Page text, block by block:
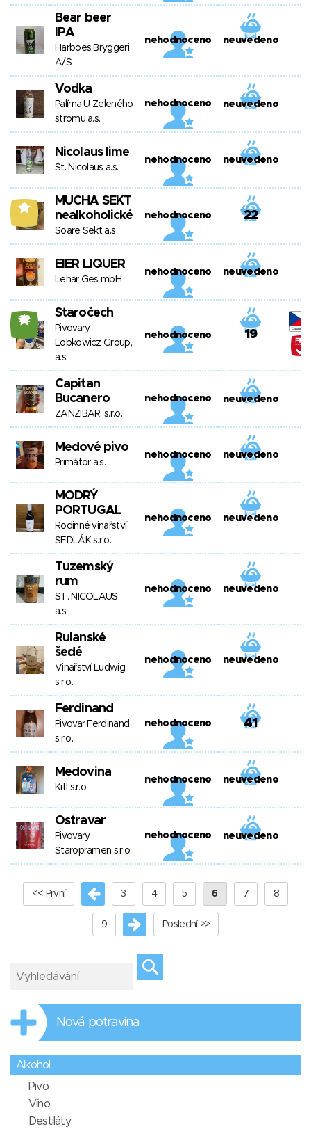
Bear beer
IPA
Harboes Bryggeri
A/S
nehodnoceno neuvedeno
Vodka
Palírna U Zeleného
stromu a.s.
nehodnoceno neuvedeno
Nicolaus lime
St. Nicolaus a.s.
nehodnoceno neuvedeno
5
MUCHA SEKT
nealkoholické
Soare Sekt a.s
nehodnoceno 22
EIER LIQUER
Lehar Ges mbH
nehodnoceno neuvedeno
22 Staročech
Pivovary
Lobkowicz Group,
a.s.
nehodnoceno 19
Capitan
Bucanero
ZANZIBAR, s.r.o.
nehodnoceno neuvedeno
Medové pivo
Primátor a.s.
nehodnoceno neuvedeno
MODRÝ
PORTUGAL
Rodinné vinařství
SEDLÁK s.r.o.
nehodnoceno neuvedeno
Tuzemský
rum
ST. NICOLAUS,
a.s.
nehodnoceno neuvedeno
Rulanské
šedé
Vinařství Ludwig
s.r.o.
nehodnoceno neuvedeno
Ferdinand
Pivovar Ferdinand
s.r.o.
nehodnoceno 41
Medovina
Kitl s.r.o.
nehodnoceno neuvedeno
Ostravar
Pivovary
Staropramen s.r.o.
nehodnoceno neuvedeno
<< První 3 4 5 6 7 8
9 Poslední >>
Nová potravina
Alkohol
Pivo
Víno
Destiláty